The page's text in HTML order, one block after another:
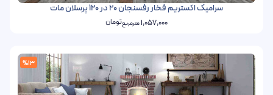
سرامیک اکستریم فخار رفسنجان 20 در 120 پرسلان مات
1,057,000مترمربعتومان
%13